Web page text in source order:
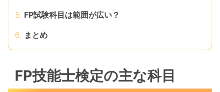
FP試験科目は範囲が広い？
まとめ
FP技能士検定の主な科目